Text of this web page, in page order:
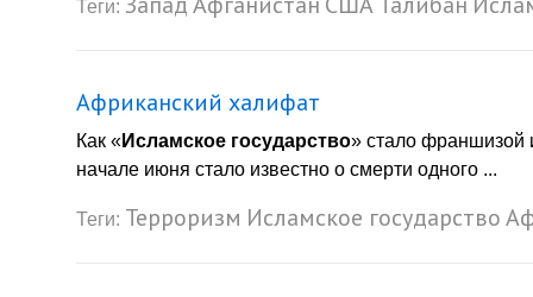
Теги:
Африканский халифат
Как «Исламское государство» стало франшизой
начале июня стало известно о смерти одного ...
Теги: Терроризм Исламское государство